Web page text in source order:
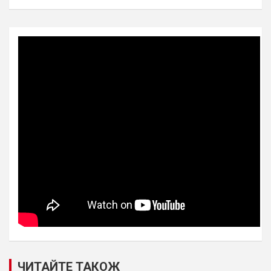
ЧИТАЙТЕ ТАКОЖ